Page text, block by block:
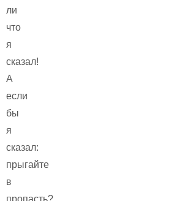
ли
что
я
сказал!
А
если
бы
я
сказал:
прыгайте
в
пропасть?